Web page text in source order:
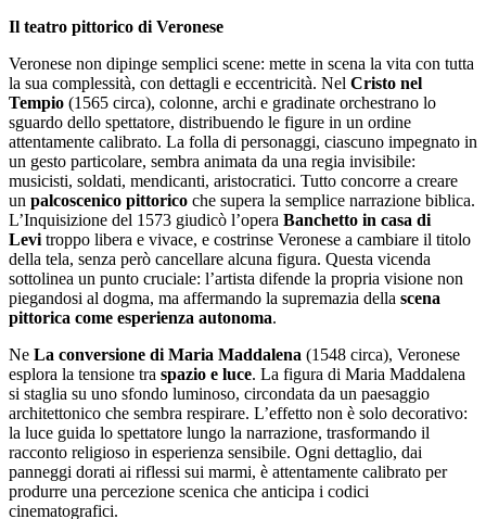
Il teatro pittorico di Veronese
Veronese non dipinge semplici scene: mette in scena la vita con tutta
la sua complessità, con dettagli e eccentricità. Nel Cristo nel
Tempio (1565 circa), colonne, archi e gradinate orchestrano lo
sguardo dello spettatore, distribuendo le figure in un ordine
attentamente calibrato. La folla di personaggi, ciascuno impegnato in
un gesto particolare, sembra animata da una regia invisibile:
musicisti, soldati, mendicanti, aristocratici. Tutto concorre a creare
un palcoscenico pittorico che supera la semplice narrazione biblica.
L’Inquisizione del 1573 giudicò l’opera Banchetto in casa di
Levi troppo libera e vivace, e costrinse Veronese a cambiare il titolo
della tela, senza però cancellare alcuna figura. Questa vicenda
sottolinea un punto cruciale: l’artista difende la propria visione non
piegandosi al dogma, ma affermando la supremazia della scena
pittorica come esperienza autonoma.
Ne La conversione di Maria Maddalena (1548 circa), Veronese
esplora la tensione tra spazio e luce. La figura di Maria Maddalena
si staglia su uno sfondo luminoso, circondata da un paesaggio
architettonico che sembra respirare. L’effetto non è solo decorativo:
la luce guida lo spettatore lungo la narrazione, trasformando il
racconto religioso in esperienza sensibile. Ogni dettaglio, dai
panneggi dorati ai riflessi sui marmi, è attentamente calibrato per
produrre una percezione scenica che anticipa i codici
cinematografici.